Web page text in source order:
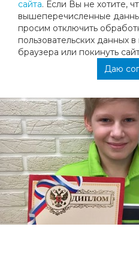
сайта. Если Вы не хотите,
вышеперечисленные
просим отключить
пользовательских данных
браузера или покинуть
Даю
"Снежинка" в "Академии
Рязань!